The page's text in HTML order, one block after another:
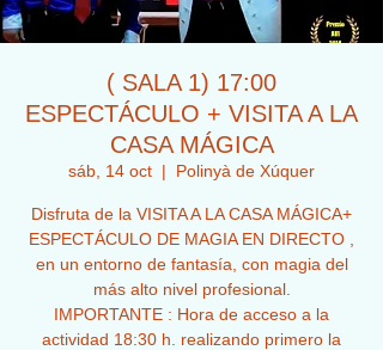
( SALA 1) 17:00
ESPECTÁCULO + VISITA A LA
CASA MÁGICA
sáb, 14 oct
  |
Polinyà de Xúquer
Disfruta de la VISITA A LA CASA MÁGICA+
ESPECTÁCULO DE MAGIA EN DIRECTO ,
en un entorno de fantasía, con magia del
más alto nivel profesional.
IMPORTANTE : Hora de acceso a la
actividad 18:30 h. realizando primero la